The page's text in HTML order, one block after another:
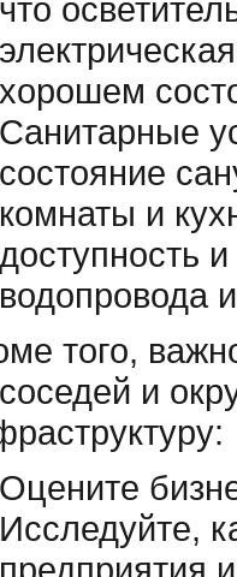
что
хорошем
Санитарные
состояние
комнаты и
доступность
водопровода
того,
и
Оцените
Исследуйте,
предприятия